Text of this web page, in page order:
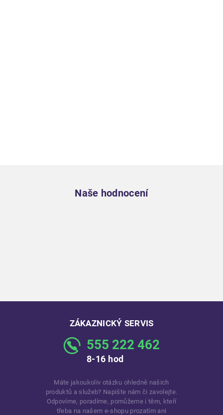
Naše hodnocení
ZÁKAZNICKÝ SERVIS
555 222 462
8-16 hod
Máte jakoukoliv otázku ohledně našich
produktů a služeb? Napište nám či zavolejte.
Odpovíme, poradíme, pomůžeme i těm, kteří
třeba na našem e-shopu prozatím ani